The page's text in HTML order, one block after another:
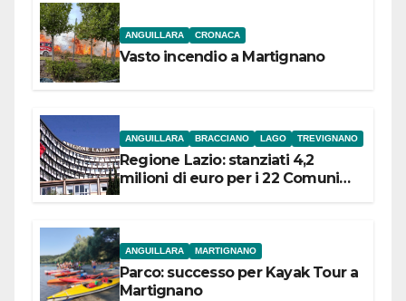
ANGUILLARA CRONACA
Vasto incendio a Martignano
ANGUILLARA BRACCIANO LAGO TREVIGNANO
Regione Lazio: stanziati 4,2
milioni di euro per i 22 Comuni
ANGUILLARA MARTIGNANO
Parco: successo per Kayak Tour a
Martignano